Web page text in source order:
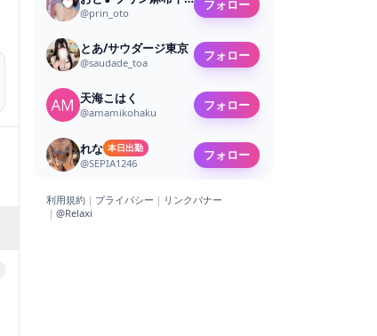
@prin_oto フォロー
とあ/サウダージ東京
@saudade_toa フォロー
天海こはく
@amamikohaku フォロー
れな 本日出勤
@SEPIA1246
フォロー
利用規約 ｜ プライバシー ｜ リンクバナー
｜ @Relaxi